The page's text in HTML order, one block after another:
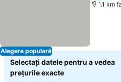
Alegere populară
1.1 km
Selectați datele pentru a vedea
prețurile exacte